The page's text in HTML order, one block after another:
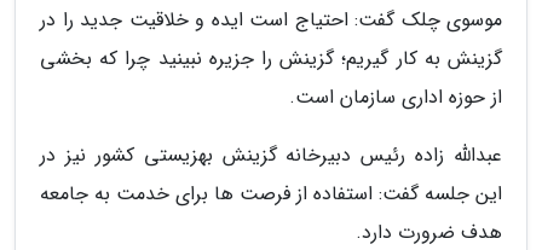
موسوی چلک گفت: احتیاج است ایده و خلاقیت جدید را در
گزینش به کار گیریم؛ گزینش را جزیره نبینید چرا که بخشی
از حوزه اداری سازمان است.
عبدالله زاده رئیس دبیرخانه گزینش بهزیستی کشور نیز در
این جلسه گفت: استفاده از فرصت ها برای خدمت به جامعه
هدف ضرورت دارد.